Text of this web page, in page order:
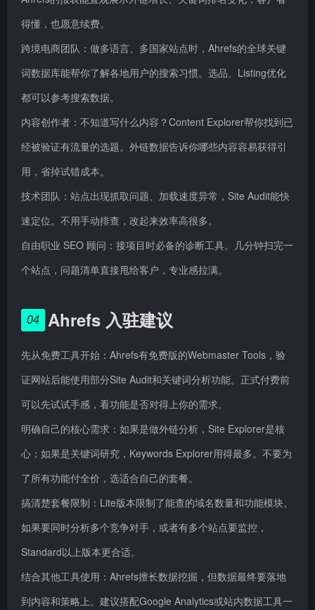
得懂，也愿意续费。
跨境电商团队：做多语言、多国家站点时，Ahrefs的全球关键
词数据库能帮你了解各地用户的搜索习惯。选品、Listing优化
都可以参考搜索数据。
内容创作者：不知道写什么内容？Content Explorer帮你找到已
经被验证有流量的选题。外链数据告诉你哪些内容容易获得引
用，省掉试错成本。
技术团队：站点出现抓取问题、加载速度异常，Site Audit能快
速定位。不用手动排查，改起来效率高很多。
自由职业 SEO 顾问：接项目时必备的诊断工具。几分钟扫完一
个站点，问题清单直接甩给客户，专业感拉满。
04 Ahrefs 入驻建议
先从免费工具开始：Ahrefs有免费版的Webmaster Tools，验
证网站后能使用部分Site Audit和关键词分析功能。正式付费前
可以先试试手感，看功能是否对得上你的需求。
明确自己的核心需求：如果是做外链分析，Site Explorer是核
心；如果是关键词研究，Keywords Explorer用得最多。不要为
了所有功能付全价，选适合自己的套餐。
搞清楚套餐限制：Lite版本限制了能查的域名数量和功能模块。
如果要同时分析多个竞争对手，或者有多个站点要监控，
Standard以上版本更合适。
结合其他工具使用：Ahrefs擅长数据挖掘，但数据最终要落地
到内容和策略上。建议搭配Google Analytics或站内数据工具一